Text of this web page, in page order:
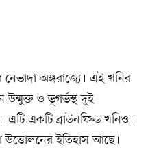
নেভাদা অঙ্গরাজ্যে। এই খনির
উন্মুক্ত ও ভূগর্ভস্থ দুই
একটি ব্রাউনফিল্ড খনিও।
ইতিহাস আছে।